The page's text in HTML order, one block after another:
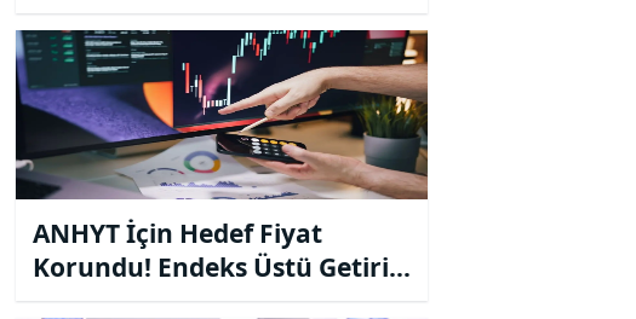
ANHYT İçin Hedef Fiyat
Korundu! Endeks Üstü Getiri
Tavsiyesi